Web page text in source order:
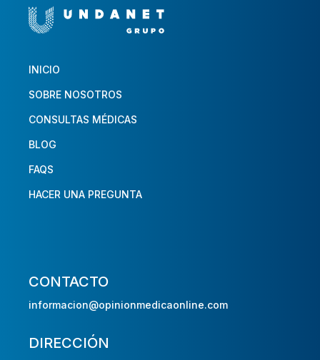
INICIO
SOBRE NOSOTROS
CONSULTAS MÉDICAS
BLOG
FAQS
HACER UNA PREGUNTA
CONTACTO
informacion@opinionmedicaonline.com
DIRECCIÓN